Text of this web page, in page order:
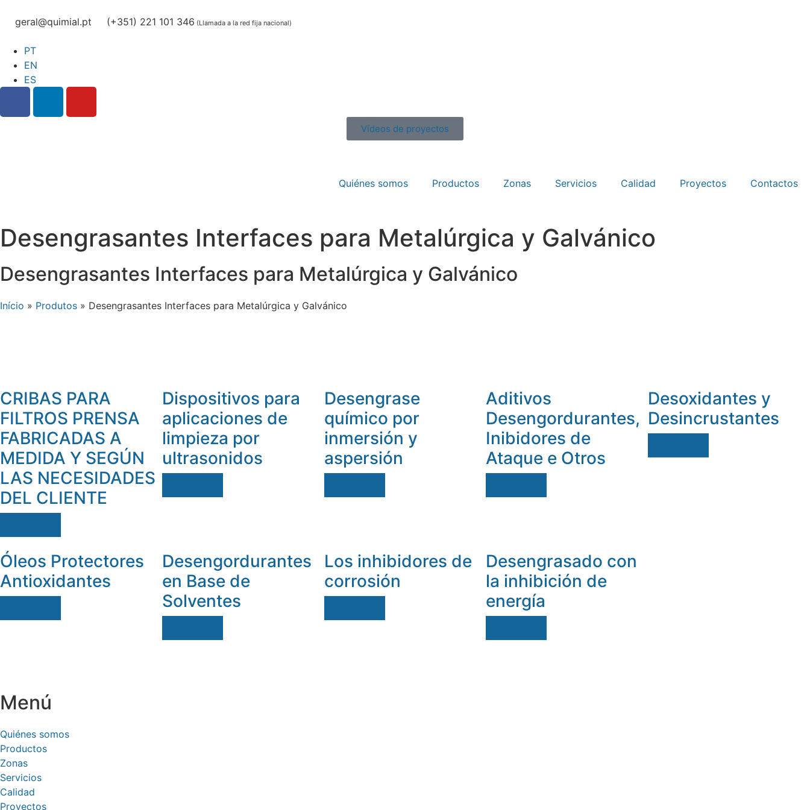
geral@quimial.pt (+351) 221 101 346 (Llamada a la red fija nacional)
PT
EN
ES
Vídeos de proyectos
Quiénes somos Productos Zonas Servicios Calidad Proyectos Contactos
Desengrasantes Interfaces para Metalúrgica y Galvánico
Desengrasantes Interfaces para Metalúrgica y Galvánico
Início » Produtos » Desengrasantes Interfaces para Metalúrgica y Galvánico
CRIBAS PARA
FILTROS PRENSA
FABRICADAS A
MEDIDA Y SEGÚN
LAS NECESIDADES
DEL CLIENTE
Dispositivos para
aplicaciones de
limpieza por
ultrasonidos
Desengrase
químico por
inmersión y
aspersión
Aditivos
Desengordurantes,
Inibidores de
Ataque e Otros
Desoxidantes y
Desincrustantes
Óleos Protectores
Antioxidantes
Desengordurantes
en Base de
Solventes
Los inhibidores de
corrosión
Desengrasado con
la inhibición de
energía
Menú
Quiénes somos
Productos
Zonas
Servicios
Calidad
Proyectos